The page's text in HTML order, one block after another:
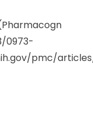
0973-
pmc/